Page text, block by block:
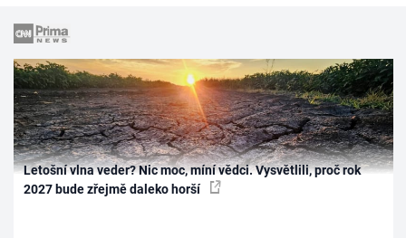
Letošní vlna veder? Nic moc, míní vědci. Vysvětlili, proč rok
2027 bude zřejmě daleko horší